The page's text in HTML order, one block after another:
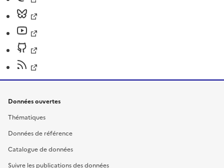
Données ouvertes
Thématiques
Données de référence
Catalogue de données
Suivre les publications des données